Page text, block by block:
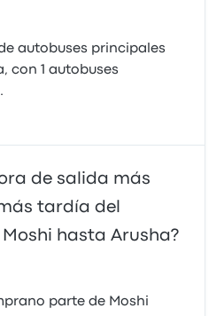
autobuses principales
con 1 autobuses
de salida más
tardía del
hasta Arusha?
parte de Moshi